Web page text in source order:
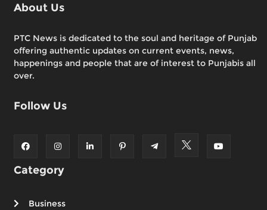
About Us
PTC News is dedicated to the soul and heritage of Punjab
offering authentic updates on current events, news,
happenings and people that are of interest to Punjabis all
over.
Follow Us
Category
Business